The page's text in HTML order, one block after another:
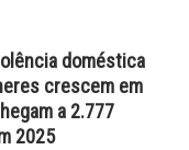
doméstica
crescem em
a 2.777
2025